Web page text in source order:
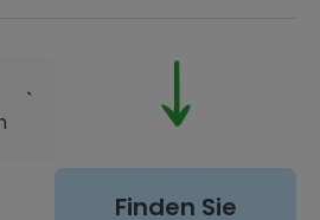
Finden Sie